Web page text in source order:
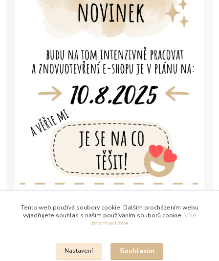
Tento web používá soubory cookie. Dalším procházením webu
vyjadřujete souhlas s naším používáním souborů cookie. Více
informací zde
Nastavení Souhlasím